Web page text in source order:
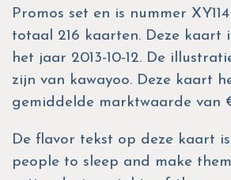
Promos set en is nummer
totaal 216 kaarten. Deze kaart
het jaar 2013-10-12. De
zijn van kawayoo. Deze kaart
gemiddelde marktwaarde van
De flavor tekst op deze kaart
people to sleep and make